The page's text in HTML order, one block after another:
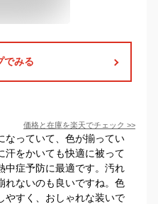
でみる
価格と在庫を楽天でチェック >>
なっていて、色が揃ってい
汗をかいても快適に被って
中症予防に最適です。汚れ
れないのも良いですね。色
やすく、おしゃれな装いで